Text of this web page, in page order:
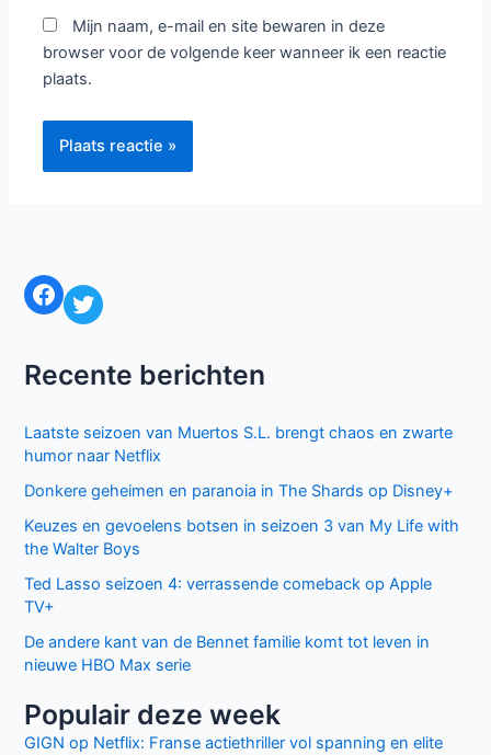
Mijn naam, e-mail en site bewaren in deze
browser voor de volgende keer wanneer ik een reactie
plaats.
Facebook Twitter
Recente berichten
Laatste seizoen van Muertos S.L. brengt chaos en zwarte
humor naar Netflix
Donkere geheimen en paranoia in The Shards op Disney+
Keuzes en gevoelens botsen in seizoen 3 van My Life with
the Walter Boys
Ted Lasso seizoen 4: verrassende comeback op Apple
TV+
De andere kant van de Bennet familie komt tot leven in
nieuwe HBO Max serie
Populair deze week
GIGN op Netflix: Franse actiethriller vol spanning en elite